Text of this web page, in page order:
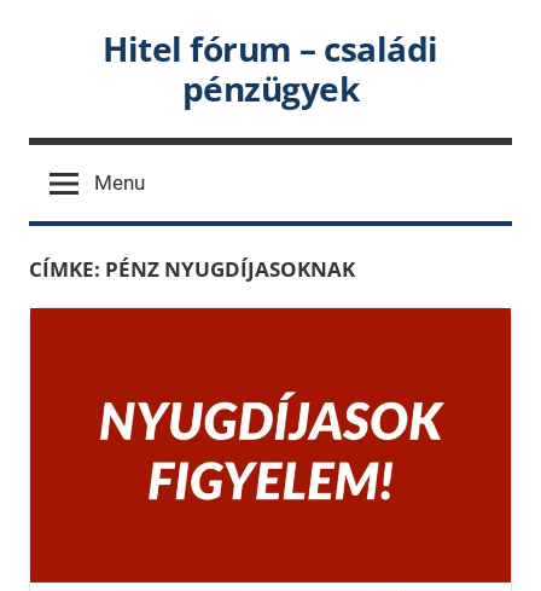
Hitel fórum – családi
pénzügyek
Menu
CÍMKE: PÉNZ NYUGDÍJASOKNAK